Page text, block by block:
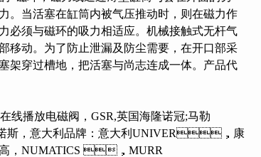
。当活塞在缸筒内被气压推动时，则在磁力作
力必须与磁环的吸力相适应。机械接触式无杆气
动。为了防止泄漏及防尘需要，在开口部采
穿过槽地，把活塞与尚志连成一体。产品代
在线播放电磁阀，GSR,英国海隆诺冠;马勒
，意大利品牌：意大利UNIVER，康
，NUMATICS ，MURR